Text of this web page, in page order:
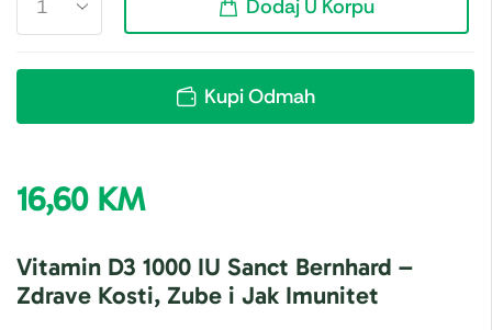
Dodaj U Korpu
Kupi Odmah
16,60 KM
Vitamin D3 1000 IU Sanct Bernhard –
Zdrave Kosti, Zube i Jak Imunitet